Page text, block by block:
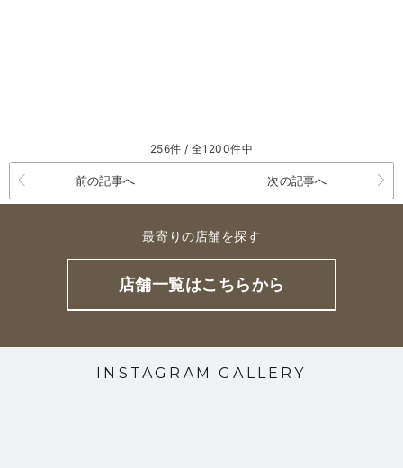
256件 / 全1200件中
前の記事へ 次の記事へ
最寄りの店舗を探す
店舗一覧はこちらから
INSTAGRAM GALLERY